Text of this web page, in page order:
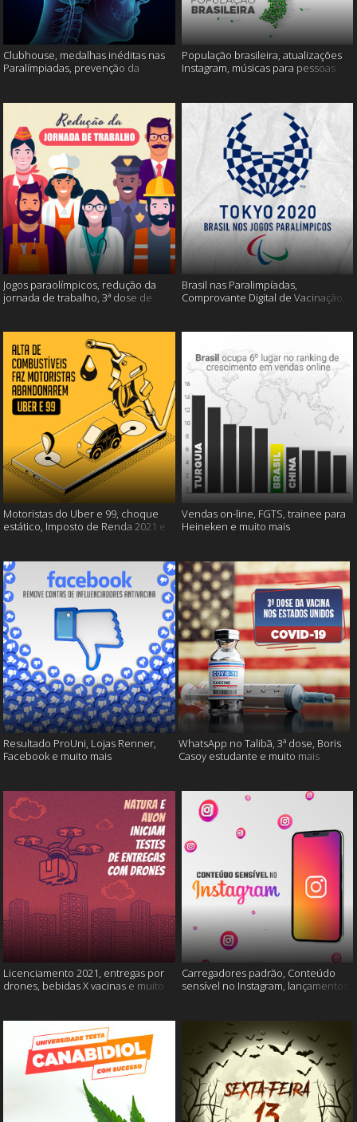
Clubhouse, medalhas inéditas nas
Paralímpiadas, prevenção da
População brasileira, atualizações
Instagram, músicas para pessoas
Jogos paraolímpicos, redução da
jornada de trabalho, 3ª dose de
Brasil nas Paralimpíadas,
Comprovante Digital de Vacinação,
Motoristas do Uber e 99, choque
estático, Imposto de Renda 2021 e
Vendas on-line, FGTS, trainee para
Heineken e muito mais
Resultado ProUni, Lojas Renner,
Facebook e muito mais
WhatsApp no Talibã, 3ª dose, Boris
Casoy estudante e muito mais
Licenciamento 2021, entregas por
drones, bebidas X vacinas e muito
Carregadores padrão, Conteúdo
sensível no Instagram, lançamentos